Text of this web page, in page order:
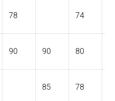
78 74
90 90 80
85 78